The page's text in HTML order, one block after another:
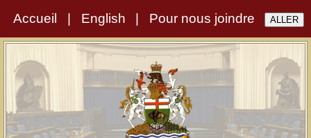
Accueil English Pour nous joindre